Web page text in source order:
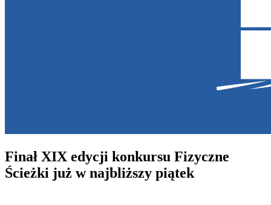
Finał XIX edycji konkursu Fizyczne
Ścieżki już w najbliższy piątek